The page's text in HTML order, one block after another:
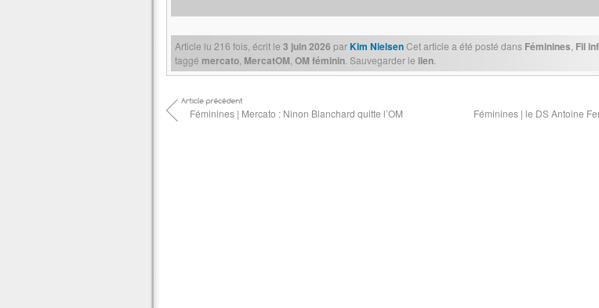
Article lu 216 fois, écrit le 3 juin 2026 parKim NielsenCet article a été posté dans Féminines Fil
taggé mercato MercatOM OM féminin . Sauvegarder le lien
Féminines | Mercato : Ninon Blanchard quitte l’OM Féminines | le DS Antoine